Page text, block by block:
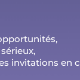
invitations en